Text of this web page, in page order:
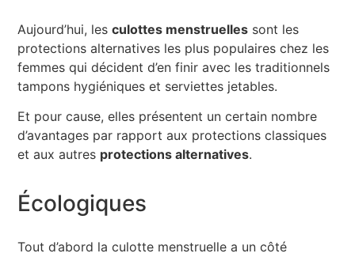
Aujourd’hui, lesculottes menstruelles sont les
protections alternatives les plus populaires chez les
femmes qui décident d’en finir avec les traditionnels
tampons hygiéniques et serviettes jetables.
Et pour cause, elles présentent un certain nombre
d’avantages par rapport aux protections classiques
et aux autres protections alternatives.
Écologiques
Tout d’abord la culotte menstruelle a un côté